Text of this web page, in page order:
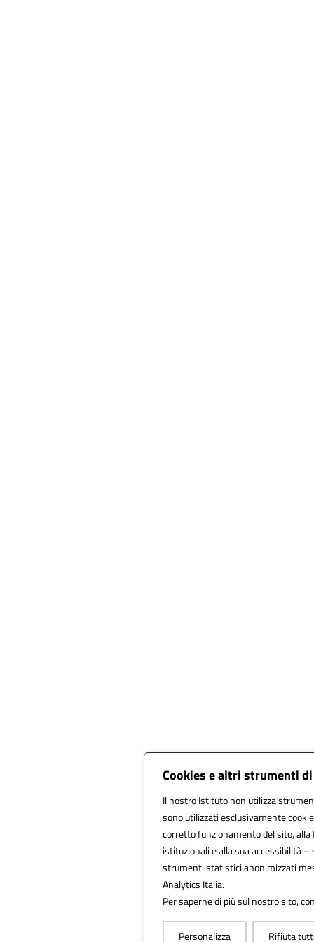
Cookies e altri strumenti
Il nostro Istituto non utilizza
sono utilizzati esclusivamente
corretto funzionamento del sito,
istituzionali e alla sua accessibilità
strumenti statistici anonimizzati
Analytics Italia.
Per saperne di più sul nostro sito,
Personalizza Rifiuta